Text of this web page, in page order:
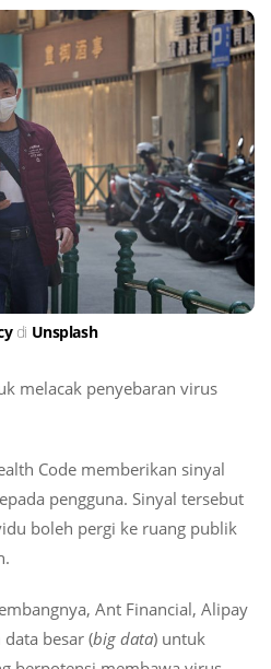
di Unsplash
melacak penyebaran virus
Code memberikan sinyal
pengguna. Sinyal tersebut
boleh pergi ke ruang publik
Ant Financial, Alipay
besar (big data) untuk